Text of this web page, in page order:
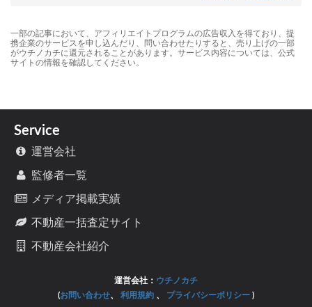
一部の記事において、アフィリエイトプログラムの広告収入を得ており、提
携企業のサービスを申し込んだり、問い合わせたりすると、売り上げの一部
がウチノカチに還元されることがあります。サービス内容については、公式
サイトの情報を確認してください。
Service
運営会社
監修者一覧
メディア掲載実績
不動産一括査定サイト
不動産会社紹介
運営会社： ウチノカチ
(お問い合わせ、 利用規約 、 プライバシーポリシー )